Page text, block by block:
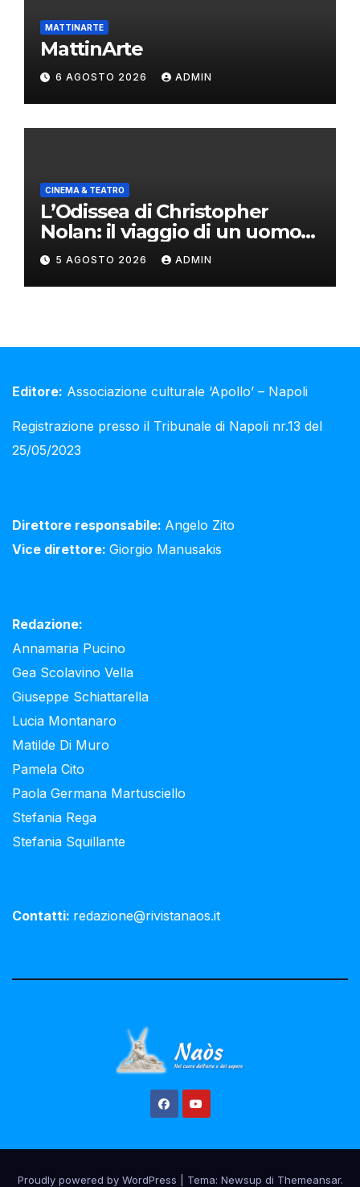
MATTINARTE
MattinArte
6 AGOSTO 2026 ADMIN
CINEMA & TEATRO
L’Odissea di Christopher
Nolan: il viaggio di un uomo
oltre il mito
5 AGOSTO 2026 ADMIN
Editore: Associazione culturale ‘Apollo’ – Napoli
Registrazione presso il Tribunale di Napoli nr.13 del
25/05/2023
Direttore responsabile: Angelo Zito
Vice direttore: Giorgio Manusakis
Redazione:
Annamaria Pucino
Gea Scolavino Vella
Giuseppe Schiattarella
Lucia Montanaro
Matilde Di Muro
Pamela Cito
Paola Germana Martusciello
Stefania Rega
Stefania Squillante
Contatti: redazione@rivistanaos.it
Proudly powered by WordPress Tema: Newsup di Themeansar.